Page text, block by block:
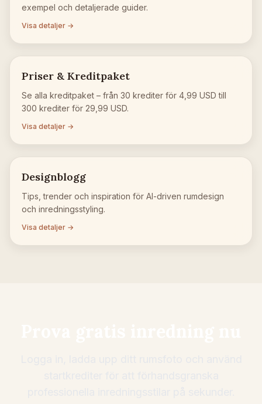
exempel och detaljerade guider.
Visa detaljer →
Priser & Kreditpaket
Se alla kreditpaket – från 30 krediter för 4,99 USD till
300 krediter för 29,99 USD.
Visa detaljer →
Designblogg
Tips, trender och inspiration för AI-driven rumdesign
och inredningsstyling.
Visa detaljer →